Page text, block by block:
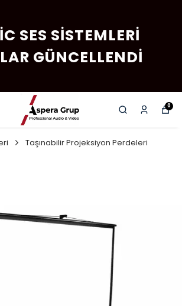
SES SISTEMLERI
GÜNCELLENDI
0
Taşınabilir Projeksiyon Perdeleri